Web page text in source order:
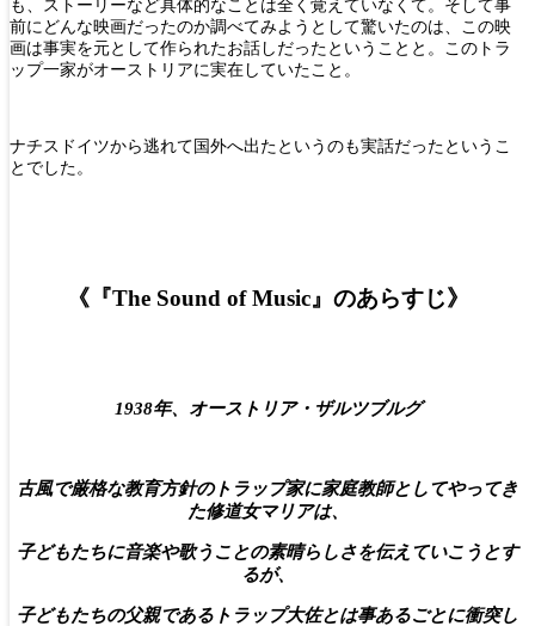
も、ストーリーなど具体的なことは全く覚えていなくて。そして事
前にどんな映画だったのか調べてみようとして驚いたのは、この映
画は事実を元として作られたお話しだったということと。このトラ
ップ一家がオーストリアに実在していたこと。
ナチスドイツから逃れて国外へ出たというのも実話だったというこ
とでした。
《『The Sound of Music』のあらすじ》
1938年、オーストリア・ザルツブルグ
古風で厳格な教育方針のトラップ家に家庭教師としてやってき
た修道女マリアは、
子どもたちに音楽や歌うことの素晴らしさを伝えていこうとす
るが、
子どもたちの父親であるトラップ大佐とは事あるごとに衝突し